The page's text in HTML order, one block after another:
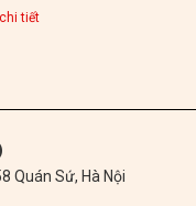
tiết
Quán Sứ, Hà Nội